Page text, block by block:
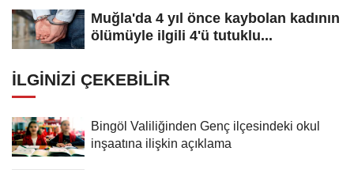
Muğla'da 4 yıl önce kaybolan kadının
ölümüyle ilgili 4'ü tutuklu...
İLGINIZI ÇEKEBILIR
Bingöl Valiliğinden Genç ilçesindeki okul
inşaatına ilişkin açıklama